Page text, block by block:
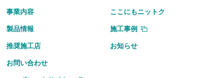
事業内容 ここにもニットク
製品情報 施工事例
推奨施工店 お知らせ
お問い合わせ